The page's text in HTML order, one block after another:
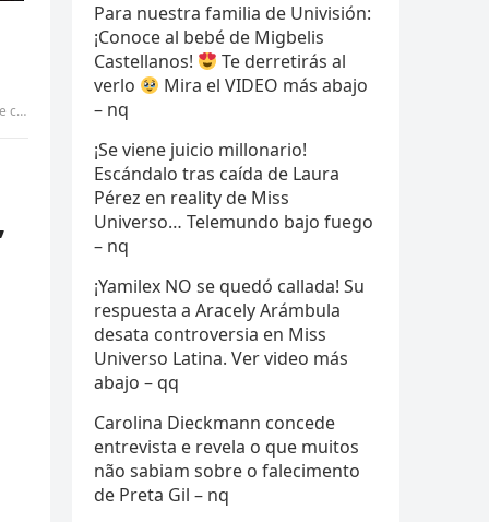
Para nuestra familia de Univisión:
¡Conoce al bebé de Migbelis
Castellanos!
Te derretirás al
verlo
Mira el VIDEO más abajo
– nq
¡Se viene juicio millonario!
Escándalo tras caída de Laura
Pérez en reality de Miss
Universo… Telemundo bajo fuego
– nq
¡Yamilex NO se quedó callada! Su
respuesta a Aracely Arámbula
desata controversia en Miss
Universo Latina. Ver video más
abajo – qq
Carolina Dieckmann concede
entrevista e revela o que muitos
não sabiam sobre o falecimento
de Preta Gil – nq